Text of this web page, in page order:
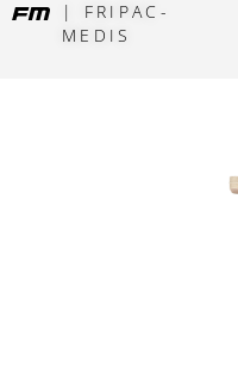
| FRIPAC-
MEDIS